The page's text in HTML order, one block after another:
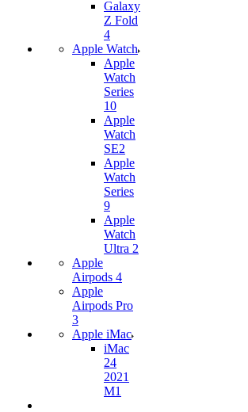
Galaxy
Z Fold
4
Apple Watch
Apple
Watch
Series
10
Apple
Watch
SE2
Apple
Watch
Series
9
Apple
Watch
Ultra 2
Apple
Airpods 4
Apple
Airpods Pro
3
Apple iMac
iMac
24
2021
M1